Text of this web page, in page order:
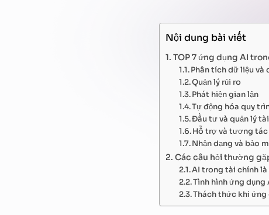
Nội dung bài viết
TOP 7 ứng dụng AI
Phân tích dữ liệu và
Quản lý rủi ro
Phát hiện gian lận
Tự động hóa quy
Đầu tư và quản lý
Hỗ trợ và tương
Nhận dạng và bảo
Các câu hỏi thường
AI trong tài chính là
Tình hình ứng
Thách thức khi